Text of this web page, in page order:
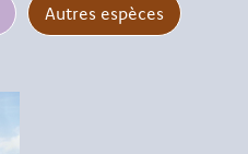
Autres espèces